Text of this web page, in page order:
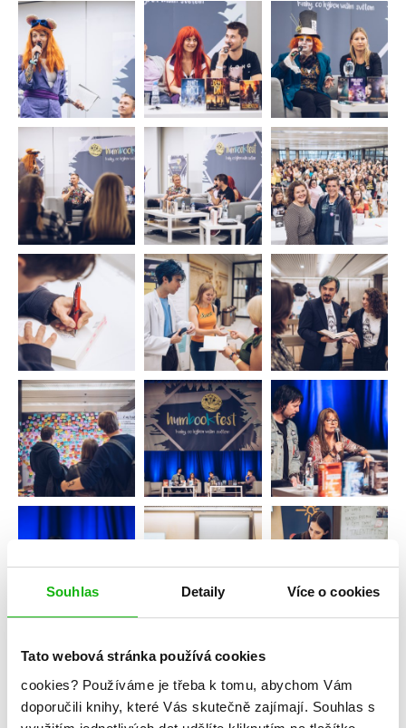
Souhlas Detaily Více o cookies
Tato webová stránka používá cookies
cookies? Používáme je třeba k tomu, abychom Vám
doporučili knihy, které Vás skutečně zajímají. Souhlas s